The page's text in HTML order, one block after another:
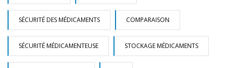
SÉCURITÉ DES MÉDICAMENTS COMPARAISON
SÉCURITÉ MÉDICAMENTEUSE STOCKAGE MÉDICAMENTS